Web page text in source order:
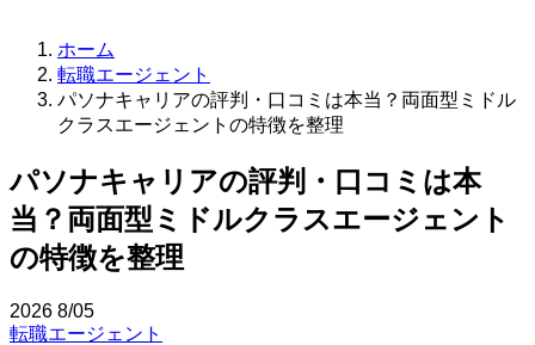
ホーム
転職エージェント
パソナキャリアの評判・口コミは本当？両面型ミドル
クラスエージェントの特徴を整理
パソナキャリアの評判・口コミは本
当？両面型ミドルクラスエージェント
の特徴を整理
2026 8/05
転職エージェント